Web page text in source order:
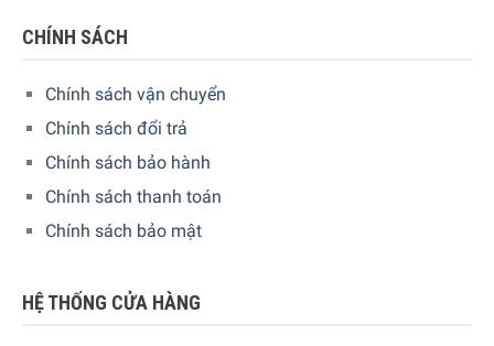
CHÍNH SÁCH
Chính sách vận chuyển
Chính sách đổi trả
Chính sách bảo hành
Chính sách thanh toán
Chính sách bảo mật
HỆ THỐNG CỬA HÀNG